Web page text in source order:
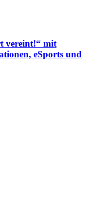
vereint!“ mit
eSports und